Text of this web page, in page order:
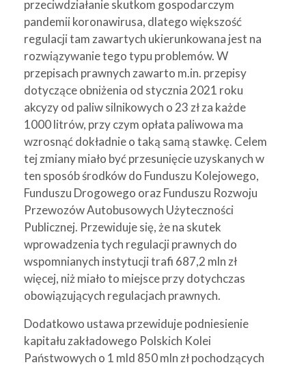
przeciwdziałanie skutkom gospodarczym
pandemii koronawirusa, dlatego większość
regulacji tam zawartych ukierunkowana jest na
rozwiązywanie tego typu problemów. W
przepisach prawnych zawarto m.in. przepisy
dotyczące obniżenia od stycznia 2021 roku
akcyzy od paliw silnikowych o 23 zł za każde
1000 litrów, przy czym opłata paliwowa ma
wzrosnąć dokładnie o taką samą stawkę. Celem
tej zmiany miało być przesunięcie uzyskanych w
ten sposób środków do Funduszu Kolejowego,
Funduszu Drogowego oraz Funduszu Rozwoju
Przewozów Autobusowych Użyteczności
Publicznej. Przewiduje się, że na skutek
wprowadzenia tych regulacji prawnych do
wspomnianych instytucji trafi 687,2 mln zł
więcej, niż miało to miejsce przy dotychczas
obowiązujących regulacjach prawnych.
Dodatkowo ustawa przewiduje podniesienie
kapitału zakładowego Polskich Kolei
Państwowych o 1 mld 850 mln zł pochodzących